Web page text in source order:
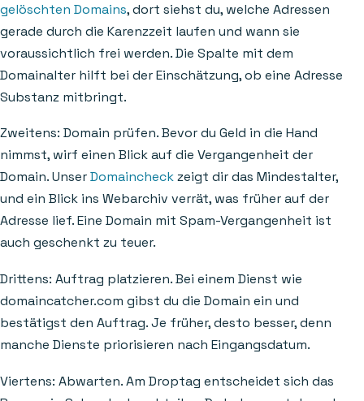
gelöschten Domains, dort siehst du, welche Adressen
gerade durch die Karenzzeit laufen und wann sie
voraussichtlich frei werden. Die Spalte mit dem
Domainalter hilft bei der Einschätzung, ob eine Adresse
Substanz mitbringt.
Zweitens: Domain prüfen. Bevor du Geld in die Hand
nimmst, wirf einen Blick auf die Vergangenheit der
Domain. UnserDomaincheckzeigt dir das Mindestalter,
und ein Blick ins Webarchiv verrät, was früher auf der
Adresse lief. Eine Domain mit Spam-Vergangenheit ist
auch geschenkt zu teuer.
Drittens: Auftrag platzieren. Bei einem Dienst wie
domaincatcher.com gibst du die Domain ein und
bestätigst den Auftrag. Je früher, desto besser, denn
manche Dienste priorisieren nach Eingangsdatum.
Viertens: Abwarten. Am Droptag entscheidet sich das